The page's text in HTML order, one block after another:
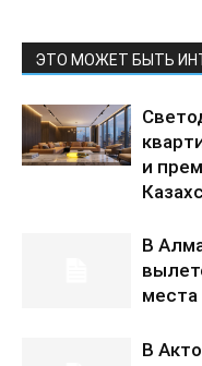
ЭТО МОЖЕТ БЫТЬ
и
В
В